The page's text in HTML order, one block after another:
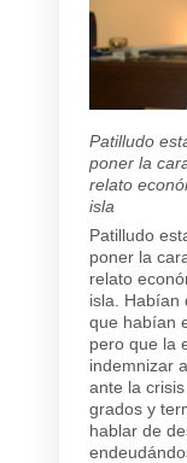
Patilludo
poner la
relato
isla
Patilludo
poner la
relato
isla. Habían
que habían
pero que la
indemnizar
ante la
grados y
hablar de